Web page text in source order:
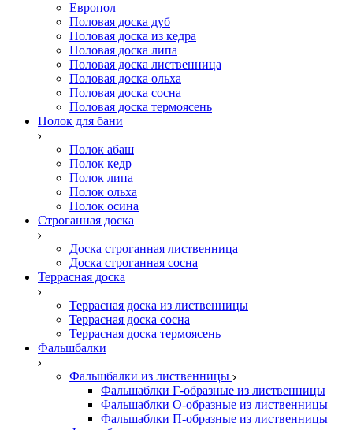
Европол
Половая доска дуб
Половая доска из кедра
Половая доска липа
Половая доска лиственница
Половая доска ольха
Половая доска сосна
Половая доска термоясень
Полок для бани
Полок абаш
Полок кедр
Полок липа
Полок ольха
Полок осина
Строганная доска
Доска строганная лиственница
Доска строганная сосна
Террасная доска
Террасная доска из лиственницы
Террасная доска сосна
Террасная доска термоясень
Фальшбалки
Фальшбалки из лиственницы
Фальшаблки Г-образные из лиственницы
Фальшаблки О-образные из лиственницы
Фальшаблки П-образные из лиственницы